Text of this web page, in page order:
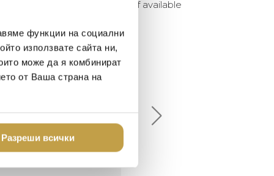
функции на социални
използвате сайта ни,
може да я комбинират
от Ваша страна на
Разреши всички
comes in a wide variety of available
Линковска
място в града
декор - уникално и
Хареса ми